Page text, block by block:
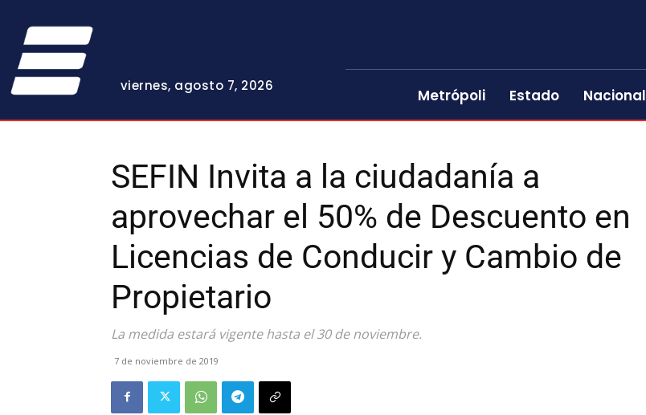
viernes, agosto 7, 2026
Metrópoli Estado Nacional
SEFIN Invita a la ciudadanía a
aprovechar el 50% de Descuento en
Licencias de Conducir y Cambio de
Propietario
La medida estará vigente hasta el 30 de noviembre.
7 de noviembre de 2019